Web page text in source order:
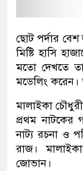
ছোট পর্দার বেশ
মিষ্টি হাসি
মতো দেখতে
মডেলিং
মালাইকা
প্রথম নাটকের
নাট্য রচনা ও
রাজ।
জোভান।